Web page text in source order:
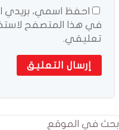
احفظ اسمي، بريدي
في هذا المتصفح
تعليقي.
بحث في الموقع